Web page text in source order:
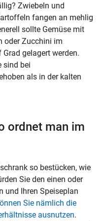
Zwiebeln und
fangen an mehlig
sollte Gemüse mit
oder Zucchini im
gelagert werden.
sind bei
als in der kalten
ordnet man im
so bestücken, wie
Sie den einen oder
und Ihren Speiseplan
Sie nämlich die
ausnutzen.